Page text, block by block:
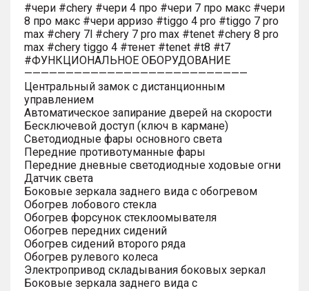
#чери #chery #чери 4 про #чери 7 про макс #чери
8 про макс #чери арризо #tiggo 4 pro #tiggo 7 pro
max #chery 7l #chery 7 pro max #tenet #chery 8 pro
max #chery tiggo 4 #тенет #tenet #t8 #t7
#ФУНКЦИОНАЛЬНОЕ ОБОРУДОВАНИЕ
———————————————————————————
Центральный замок с дистанционным
управлением
Автоматическое запирание дверей на скорости
Бесключевой доступ (ключ в кармане)
Светодиодные фары основного света
Передние противотуманные фары
Передние дневные светодиодные ходовые огни
Датчик света
Боковые зеркала заднего вида с обогревом
Обогрев лобового стекла
Обогрев форсунок стеклоомывателя
Обогрев передних сидений
Обогрев сидений второго ряда
Обогрев рулевого колеса
Электропривод складывания боковых зеркал
Боковые зеркала заднего вида с